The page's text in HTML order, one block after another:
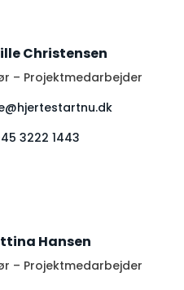
Christensen
– Projektmedarbejder
3222 1443
Hansen
– Projektmedarbejder